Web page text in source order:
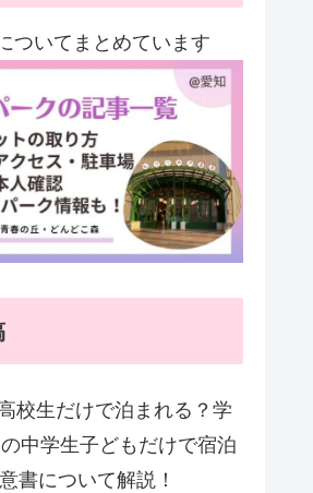
ついてまとめています
校生だけで泊まれる？学
中学生子どもだけで宿泊
書について解説！